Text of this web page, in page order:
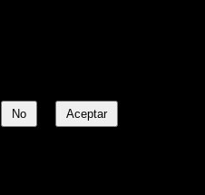
No Aceptar